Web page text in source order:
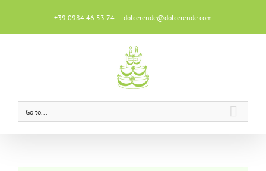
Questo sito utilizza i cookie per garantire
un'ottima esperienza durante la tua
Scopri di più
+39 0984 46 53 74 | dolcerende@dolcerende.com
Go to...